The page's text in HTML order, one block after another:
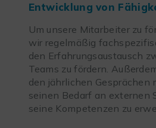
Entwicklung von
Um unsere Mitarbeiter zu
wir regelmäßig
den Erfahrungsaustausch
Teams zu fördern.
den jährlichen Gesprächen
seinen Bedarf an externen
seine Kompetenzen zu